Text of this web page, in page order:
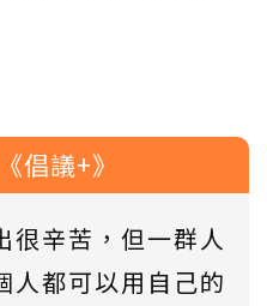
倡議+》
很辛苦，但一群人
人都可以用自己的